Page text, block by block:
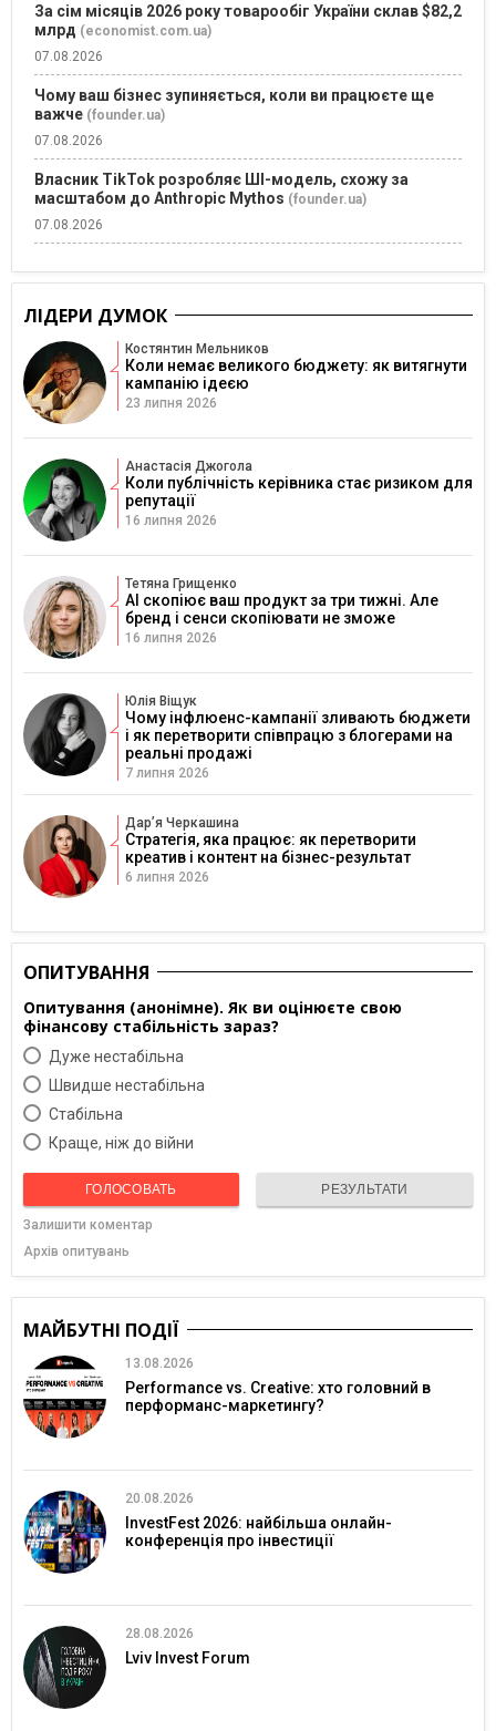
За сім місяців 2026 року товарообіг України склав $82,2
млрд (economist.com.ua)
07.08.2026
Чому ваш бізнес зупиняється, коли ви працюєте ще
важче (founder.ua)
07.08.2026
Власник TikTok розробляє ШІ-модель, схожу за
масштабом до Anthropic Mythos (founder.ua)
07.08.2026
ЛІДЕРИ ДУМОК
Костянтин Мельников
Коли немає великого бюджету: як витягнути
кампанію ідеєю
23 липня 2026
Анастасія Джогола
Коли публічність керівника стає ризиком для
репутації
16 липня 2026
Тетяна Грищенко
AI скопіює ваш продукт за три тижні. Але
бренд і сенси скопіювати не зможе
16 липня 2026
Юлія Віщук
Чому інфлюенс-кампанії зливають бюджети
і як перетворити співпрацю з блогерами на
реальні продажі
7 липня 2026
Дарʼя Черкашина
Стратегія, яка працює: як перетворити
креатив і контент на бізнес-результат
6 липня 2026
ОПИТУВАННЯ
Опитування (анонімне). Як ви оцінюєте свою
фінансову стабільність зараз?
Дуже нестабільна
Швидше нестабільна
Cтабільна
Краще, ніж до війни
ГОЛОСОВАТЬ РЕЗУЛЬТАТИ
Залишити коментар
Архів опитувань
МАЙБУТНІ ПОДІЇ
13.08.2026
Performance vs. Creative: хто головний в
перформанс-маркетингу?
20.08.2026
InvestFest 2026: найбільша онлайн-
конференція про інвестиції
28.08.2026
Lviv Invest Forum